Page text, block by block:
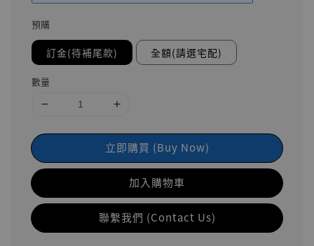
預購
訂金(待補尾款) 全額(請選宅配)
數量
立即購買 (Buy Now)
加入購物車
聯繫我們 (Contact Us)